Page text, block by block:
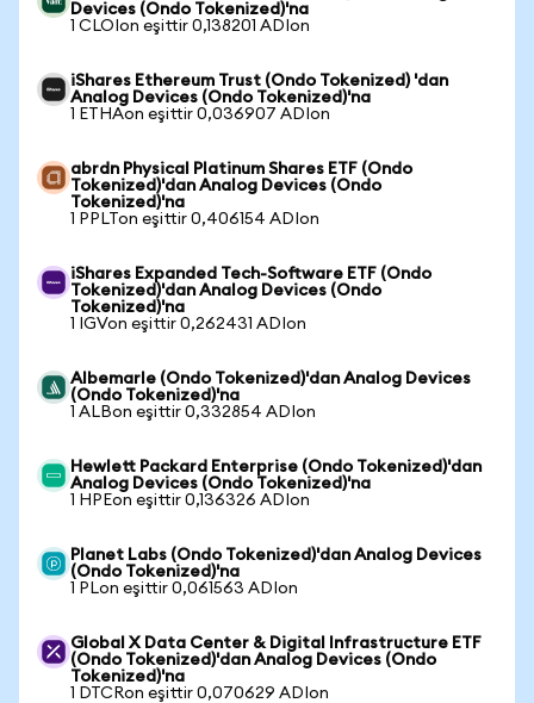
Devices (Ondo Tokenized)'na
1 CLOIon eşittir 0,138201 ADIon
iShares Ethereum Trust (Ondo Tokenized) 'dan
Analog Devices (Ondo Tokenized)'na
1 ETHAon eşittir 0,036907 ADIon
abrdn Physical Platinum Shares ETF (Ondo
Tokenized)'dan Analog Devices (Ondo
Tokenized)'na
1 PPLTon eşittir 0,406154 ADIon
iShares Expanded Tech-Software ETF (Ondo
Tokenized)'dan Analog Devices (Ondo
Tokenized)'na
1 IGVon eşittir 0,262431 ADIon
Albemarle (Ondo Tokenized)'dan Analog Devices
(Ondo Tokenized)'na
1 ALBon eşittir 0,332854 ADIon
Hewlett Packard Enterprise (Ondo Tokenized)'dan
Analog Devices (Ondo Tokenized)'na
1 HPEon eşittir 0,136326 ADIon
Planet Labs (Ondo Tokenized)'dan Analog Devices
(Ondo Tokenized)'na
1 PLon eşittir 0,061563 ADIon
Global X Data Center & Digital Infrastructure ETF
(Ondo Tokenized)'dan Analog Devices (Ondo
Tokenized)'na
1 DTCRon eşittir 0,070629 ADIon